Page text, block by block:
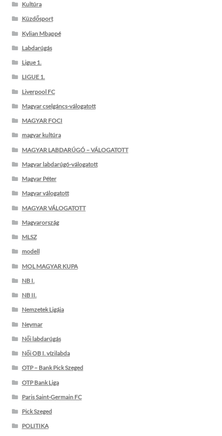
Kultúra
Küzdősport
Kylian Mbappé
Labdarúgás
Ligue 1.
LIGUE 1.
Liverpool FC
Magyar cselgáncs-válogatott
MAGYAR FOCI
magyar kultúra
MAGYAR LABDARÚGÓ – VÁLOGATOTT
Magyar labdarúgó-válogatott
Magyar Péter
Magyar válogatott
MAGYAR VÁLOGATOTT
Magyarország
MLSZ
modell
MOL MAGYAR KUPA
NB I.
NB II.
Nemzetek Ligája
Neymar
Női labdarúgás
Női OB I. vízilabda
OTP – Bank Pick Szeged
OTP Bank Liga
Paris Saint-Germain FC
Pick Szeged
POLITIKA